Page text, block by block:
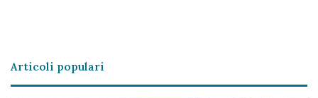
Articoli populari